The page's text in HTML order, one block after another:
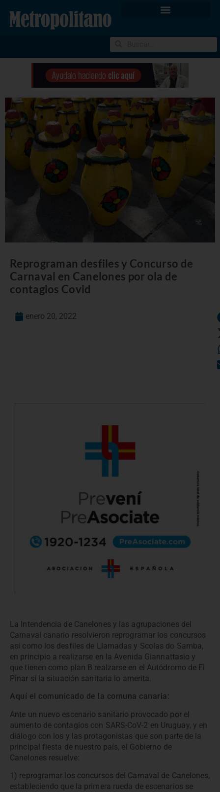
Reprograman desfiles y Concurso de
Carnaval en Canelones por ola de
contagios Covid
enero 20, 2022
La Intendencia de Canelones y las agrupaciones del
Carnaval canario resolvieron reprogramar los concursos
así como los desfiles de Llamadas y Scolas do Samba,
en principio a realizarse en la Avenida Giannattasio y
que tienen como plan B realzarse en el Autódromo de El
Pinar si la situación sanitaria lo amerita.
Aquí el comunicado de la comuna canaria:
Ante un nuevo escenario sanitario provocado por el
aumento de contagios con SARS-CoV-2 en Uruguay, y en
diálogo con los y las protagonistas que son parte de la
principal fiesta de nuestro país, el Gobierno de
Canelones resuelve:
1) reprogramar los concursos del Carnaval de Canelones,
estableciendo que la primera rueda de escenarios se